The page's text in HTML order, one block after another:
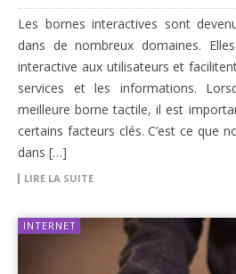
Les bornes interactives sont
dans de nombreux domaines.
interactive aux utilisateurs et
services et les informations.
meilleure borne tactile, il est
certains facteurs clés. C’est ce que
dans […]
LIRE LA SUITE
INTERNET